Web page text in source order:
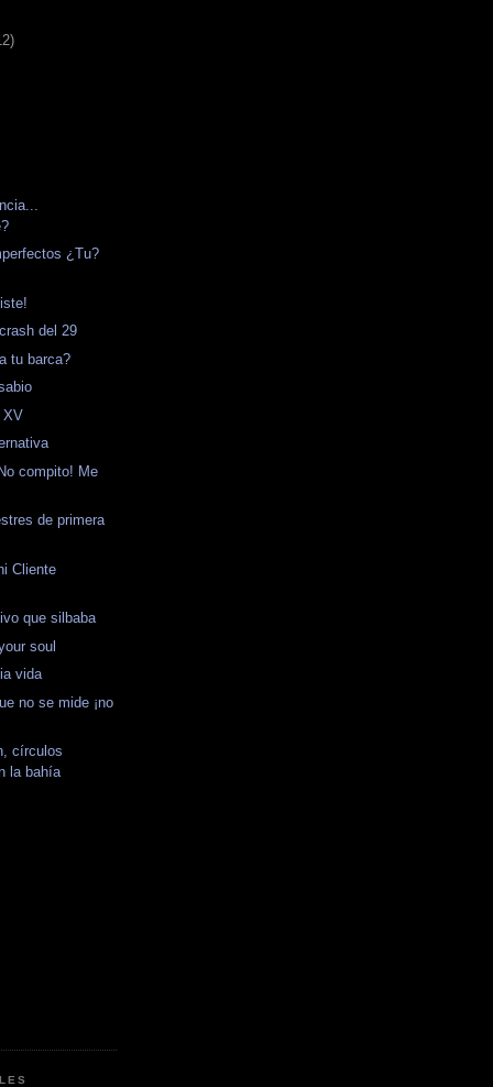
¿Tu?
del 29
tu barca?
XV
compito! Me
de primera
Cliente
que silbaba
soul
vida
no se mide ¡no
círculos
la bahía